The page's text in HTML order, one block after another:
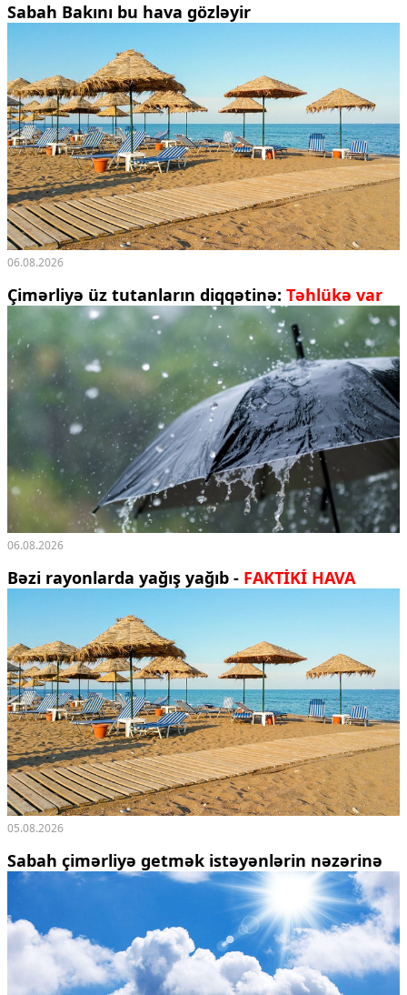
Sabah Bakını bu hava gözləyir
06.08.2026
Çimərliyə üz tutanların diqqətinə: Təhlükə var
06.08.2026
Bəzi rayonlarda yağış yağıb - FAKTİKİ HAVA
05.08.2026
Sabah çimərliyə getmək istəyənlərin nəzərinə